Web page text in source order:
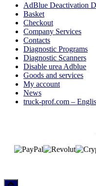
AdBlue Deactivation
Basket
Checkout
Company Services
Contacts
Diagnostic Programs
Diagnostic Scanners
Disable urea Adblue
Goods and services
My account
News
truck-prof.com –